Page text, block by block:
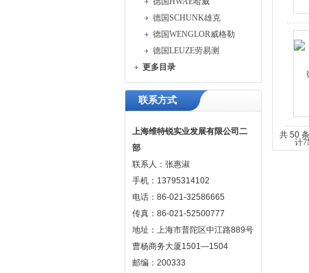
德国SCHUNK雄克
德国WENGLOR威格勒
德国LEUZE劳易测
更多目录
联系方式
上海维特锐实业发展有限公司二
部
联系人：张惠淑
手机：13795314102
电话：86-021-32586665
传真：86-021-52500777
地址：上海市普陀区中江路889号
曹杨商务大厦1501—1504
邮编：200333
共 50